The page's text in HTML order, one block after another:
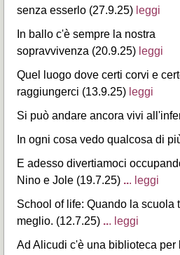
senza esserlo (27.9.25)leggi
In ballo c'è sempre la nostra
sopravvivenza (20.9.25)leggi
Quel luogo dove certi corvi e
raggiungerci (13.9.25)leggi
Si può andare ancora vivi
In ogni cosa vedo qualcosa di
E adesso divertiamoci
Nino e Jole (19.7.25) ... leggi
School of life: Quando la scuola
meglio. (12.7.25) ... leggi
Ad Alicudi c'è una biblioteca per